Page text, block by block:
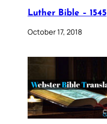
Luther Bible – 1545
October 17, 2018